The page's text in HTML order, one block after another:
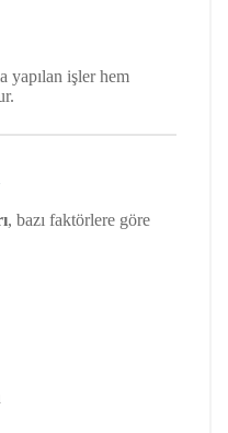
yapılan işler hem
, bazı faktörlere göre